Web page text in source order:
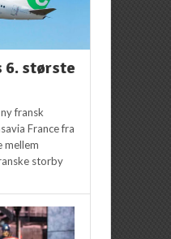
6. største
fransk
France fra
mellem
storby